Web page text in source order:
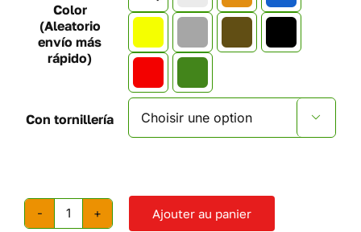
Color
(Aleatorio
envío más
rápido)
Con tornillería 
quantité
Ajouter au panier